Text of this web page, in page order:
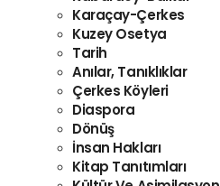
Karaçay-Çerkes
Kuzey Osetya
Tarih
Anılar, Tanıklıklar
Çerkes Köyleri
Diaspora
Dönüş
İnsan Hakları
Kitap Tanıtımları